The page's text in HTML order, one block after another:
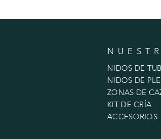
NIDOS DE
NIDOS DE
ZONAS DE
KIT DE CRÍA
ACCESORIOS